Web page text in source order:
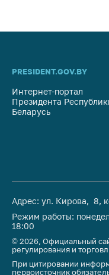
Маркировка
товаров
Упрощение
COVID-19 для
субъектов
питания,
обслуживания
Обучение по
вопросам
PRESIDENT.GOV.BY
Интернет-портал
Президента
Беларусь
Адрес: ул. Кирова, 8,
Режим работы:
18:00
© 2026, Официальный
регулирования и
При цитировании
первоисточник